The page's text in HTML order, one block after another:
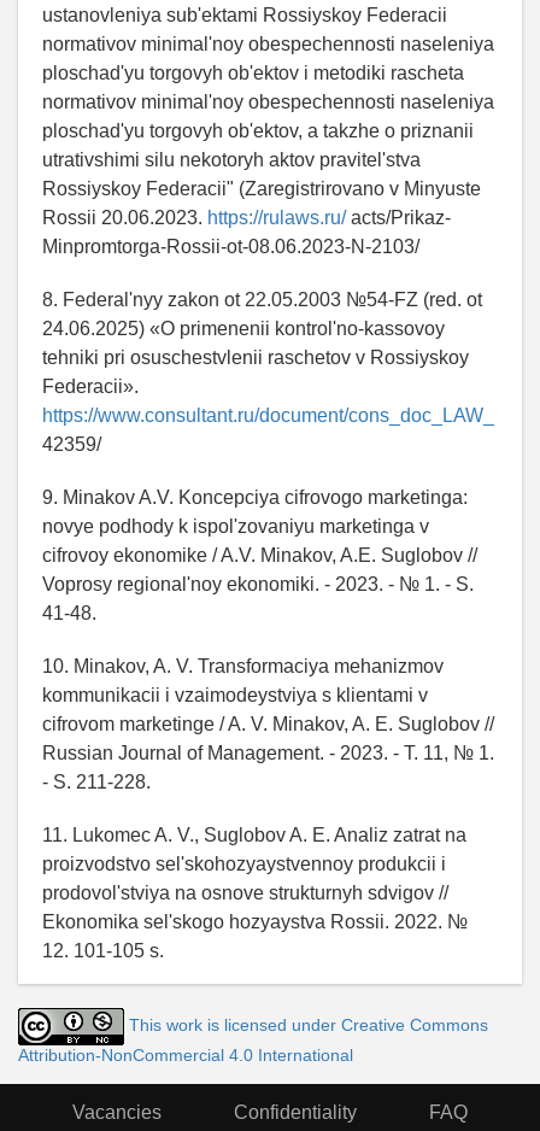
ustanovleniya sub'ektami Rossiyskoy Federacii
normativov minimal'noy obespechennosti naseleniya
ploschad'yu torgovyh ob'ektov i metodiki rascheta
normativov minimal'noy obespechennosti naseleniya
ploschad'yu torgovyh ob'ektov, a takzhe o priznanii
utrativshimi silu nekotoryh aktov pravitel'stva
Rossiyskoy Federacii" (Zaregistrirovano v Minyuste
Rossii 20.06.2023. https://rulaws.ru/acts/Prikaz-
Minpromtorga-Rossii-ot-08.06.2023-N-2103/
8. Federal'nyy zakon ot 22.05.2003 №54-FZ (red. ot
24.06.2025) «O primenenii kontrol'no-kassovoy
tehniki pri osuschestvlenii raschetov v Rossiyskoy
Federacii».
https://www.consultant.ru/document/cons_doc_LAW_
42359/
9. Minakov A.V. Koncepciya cifrovogo marketinga:
novye podhody k ispol'zovaniyu marketinga v
cifrovoy ekonomike / A.V. Minakov, A.E. Suglobov //
Voprosy regional'noy ekonomiki. - 2023. - № 1. - S.
41-48.
10. Minakov, A. V. Transformaciya mehanizmov
kommunikacii i vzaimodeystviya s klientami v
cifrovom marketinge / A. V. Minakov, A. E. Suglobov //
Russian Journal of Management. - 2023. - T. 11, № 1.
- S. 211-228.
11. Lukomec A. V., Suglobov A. E. Analiz zatrat na
proizvodstvo sel'skohozyaystvennoy produkcii i
prodovol'stviya na osnove strukturnyh sdvigov //
Ekonomika sel'skogo hozyaystva Rossii. 2022. №
12. 101-105 s.
This work is licensed under Creative Commons
Attribution-NonCommercial 4.0 International
Vacancies Confidentiality FAQ